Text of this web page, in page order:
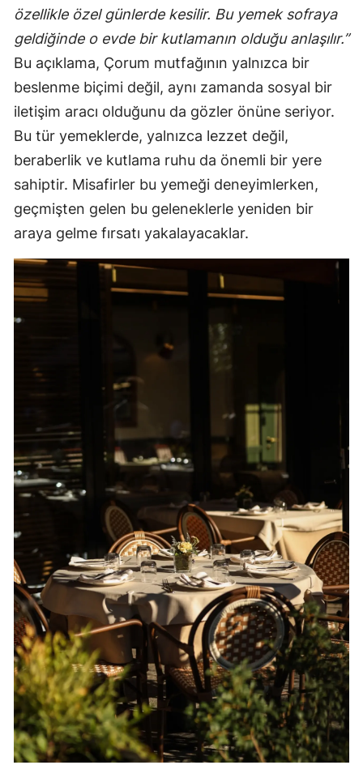
özellikle özel günlerde kesilir. Bu yemek sofraya
geldiğinde o evde bir kutlamanın olduğu anlaşılır.”
Bu açıklama, Çorum mutfağının yalnızca bir
beslenme biçimi değil, aynı zamanda sosyal bir
iletişim aracı olduğunu da gözler önüne seriyor.
Bu tür yemeklerde, yalnızca lezzet değil,
beraberlik ve kutlama ruhu da önemli bir yere
sahiptir. Misafirler bu yemeği deneyimlerken,
geçmişten gelen bu geleneklerle yeniden bir
araya gelme fırsatı yakalayacaklar.